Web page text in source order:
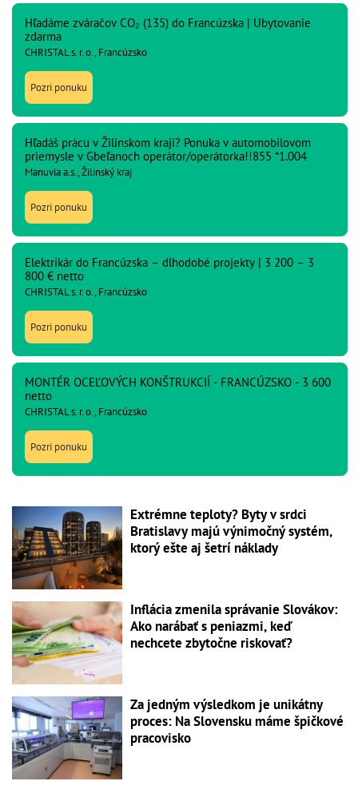
Hľadáme zváračov CO₂ (135) do Francúzska | Ubytovanie
zdarma
CHRISTAL s. r. o., Francúzsko
Pozri ponuku
Hľadáš prácu v Žilinskom kraji? Ponuka v automobilovom
priemysle v Gbeľanoch operátor/operátorka!!855 *1.004
Manuvia a.s., Žilinský kraj
Pozri ponuku
Elektrikár do Francúzska – dlhodobé projekty | 3 200 – 3
800 € netto
CHRISTAL s. r. o., Francúzsko
Pozri ponuku
MONTÉR OCEĽOVÝCH KONŠTRUKCIÍ - FRANCÚZSKO - 3 600
netto
CHRISTAL s. r. o., Francúzsko
Pozri ponuku
Extrémne teploty? Byty v srdci
Bratislavy majú výnimočný systém,
ktorý ešte aj šetrí náklady
Inflácia zmenila správanie Slovákov:
Ako narábať s peniazmi, keď
nechcete zbytočne riskovať?
Za jedným výsledkom je unikátny
proces: Na Slovensku máme špičkové
pracovisko